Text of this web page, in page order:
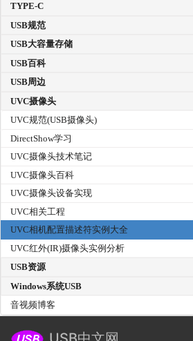
TYPE-C
USB规范
USB大容量存储
USB百科
USB周边
UVC摄像头
UVC规范(USB摄像头)
DirectShow学习
UVC摄像头技术笔记
UVC摄像头百科
UVC摄像头设备实现
UVC相关工程
UVC相机配置描述符实例大全
UVC红外(IR)摄像头实例分析
USB资源
Windows系统USB
音视频博客